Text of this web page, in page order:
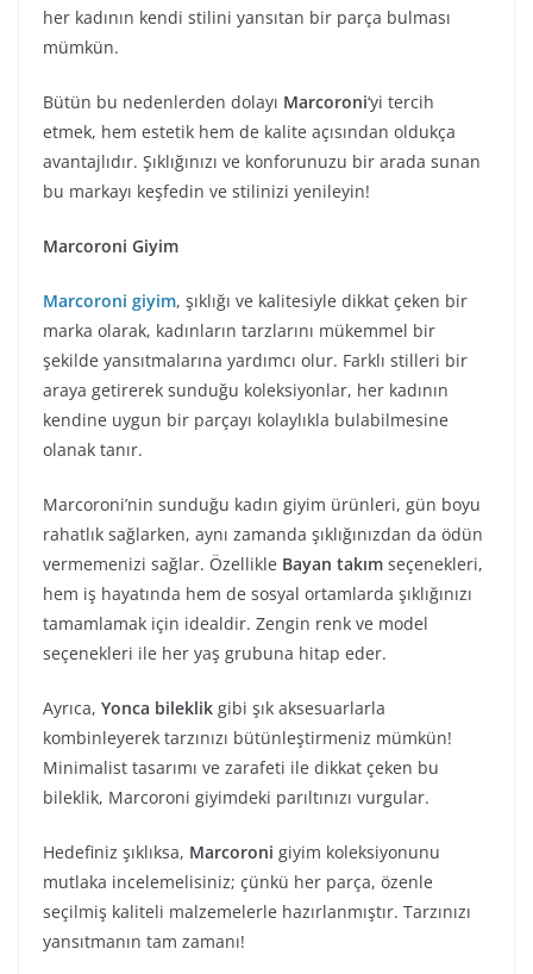
her kadının kendi stilini yansıtan bir parça bulması
mümkün.
Bütün bu nedenlerden dolayı Marcoroni‘yi tercih
etmek, hem estetik hem de kalite açısından oldukça
avantajlıdır. Şıklığınızı ve konforunuzu bir arada sunan
bu markayı keşfedin ve stilinizi yenileyin!
Marcoroni Giyim
Marcoroni giyim, şıklığı ve kalitesiyle dikkat çeken bir
marka olarak, kadınların tarzlarını mükemmel bir
şekilde yansıtmalarına yardımcı olur. Farklı stilleri bir
araya getirerek sunduğu koleksiyonlar, her kadının
kendine uygun bir parçayı kolaylıkla bulabilmesine
olanak tanır.
Marcoroni’nin sunduğu kadın giyim ürünleri, gün boyu
rahatlık sağlarken, aynı zamanda şıklığınızdan da ödün
vermemenizi sağlar. Özellikle Bayan takım seçenekleri,
hem iş hayatında hem de sosyal ortamlarda şıklığınızı
tamamlamak için idealdir. Zengin renk ve model
seçenekleri ile her yaş grubuna hitap eder.
Ayrıca, Yonca bileklik gibi şık aksesuarlarla
kombinleyerek tarzınızı bütünleştirmeniz mümkün!
Minimalist tasarımı ve zarafeti ile dikkat çeken bu
bileklik, Marcoroni giyimdeki parıltınızı vurgular.
Hedefiniz şıklıksa, Marcoroni giyim koleksiyonunu
mutlaka incelemelisiniz; çünkü her parça, özenle
seçilmiş kaliteli malzemelerle hazırlanmıştır. Tarzınızı
yansıtmanın tam zamanı!